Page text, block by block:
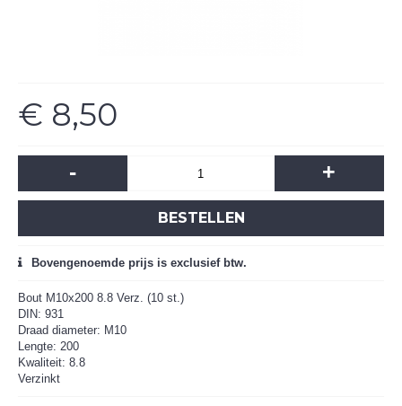
€ 8,50
- +
BESTELLEN
Bovengenoemde prijs is exclusief btw.
Bout M10x200 8.8 Verz. (10 st.)
DIN: 931
Draad diameter: M10
Lengte: 200
Kwaliteit: 8.8
Verzinkt